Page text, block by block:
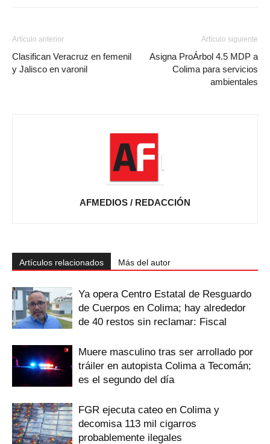
Artículo anterior
Clasifican Veracruz en femenil
y Jalisco en varonil
Artículo siguiente
Asigna ProÁrbol 4.5 MDP a
Colima para servicios
ambientales
AFMEDIOS / REDACCIÓN
Artículos relacionados Más del autor
Ya opera Centro Estatal de Resguardo
de Cuerpos en Colima; hay alrededor
de 40 restos sin reclamar: Fiscal
Muere masculino tras ser arrollado por
tráiler en autopista Colima a Tecomán;
es el segundo del día
FGR ejecuta cateo en Colima y
decomisa 113 mil cigarros
probablemente ilegales